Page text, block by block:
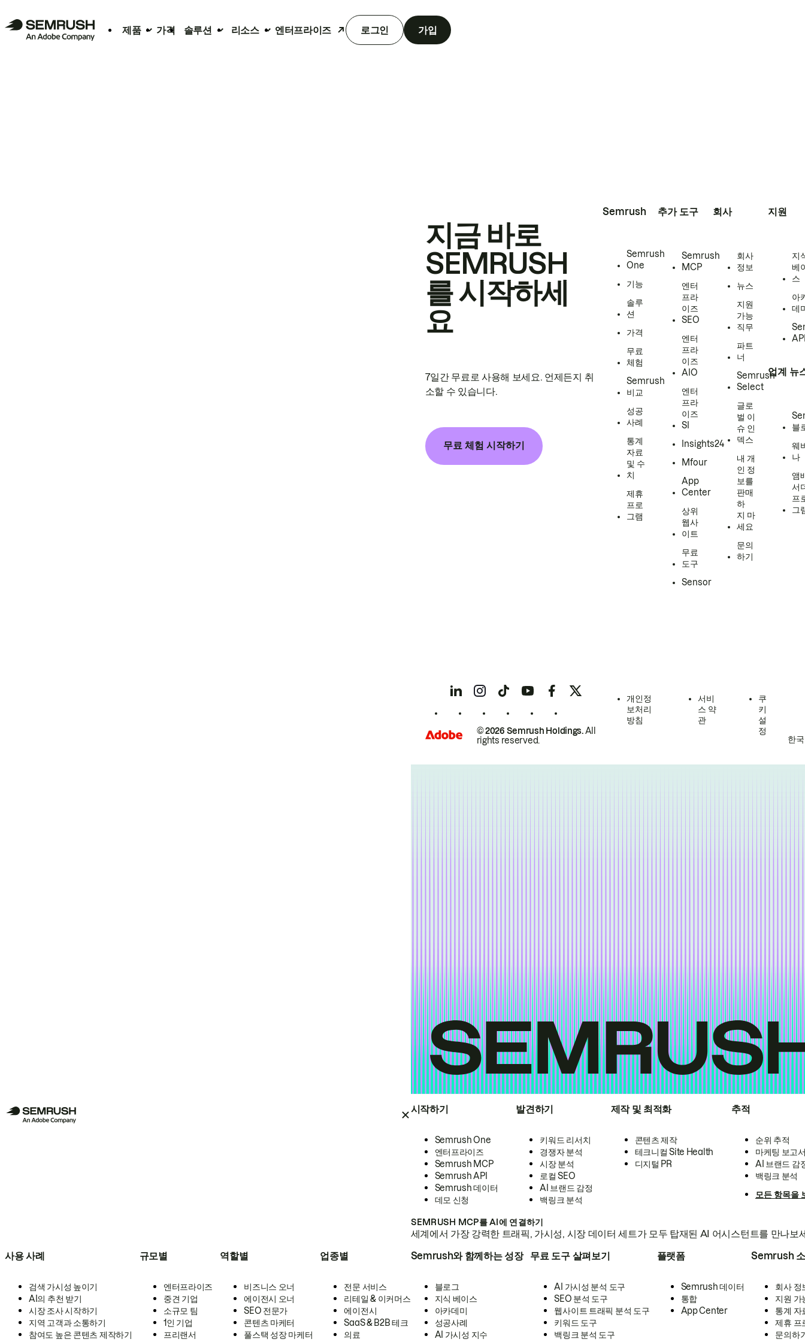
제품 가격 솔루션 리소스 엔터프라이즈 로그인 가입
시작하기
Semrush One
엔터프라이즈
Semrush MCP
Semrush API
Semrush 데이터
데모 신청
발견하기
키워드 리서치
경쟁자 분석
시장 분석
로컬 SEO
AI 브랜드 감정
백링크 분석
제작 및 최적화
콘텐츠 제작
테크니컬 Site Health
디지털 PR
추적
순위 추적
마케팅 보고
AI 브랜드 감
백링크 분석
모든 항목을
SEMRUSH MCP를 AI에 연결하기
세계에서 가장 강력한 트래픽, 가시성, 시장 데이터 세트가 모두 탑재된 AI 어시스턴트를 만나보
사용 사례
검색 가시성 높이기
AI의 추천 받기
시장 조사 시작하기
지역 고객과 소통하기
참여도 높은 콘텐츠 제작하기
규모별
엔터프라이즈
중견 기업
소규모 팀
1인 기업
프리랜서
역할별
비즈니스 오너
에이전시 오너
SEO 전문가
콘텐츠 마케터
풀스택 성장 마케터
업종별
전문 서비스
리테일 & 이커머스
에이전시
SaaS & B2B 테크
의료
Semrush와 함께하는 성장
블로그
지식 베이스
아카데미
성공사례
AI 가시성 지수
무료 도구 살펴보기
AI 가시성 분석 도구
SEO 분석 도구
웹사이트 트래픽 분석 도구
키워드 도구
백링크 분석 도구
플랫폼
Semrush 데이터
통합
App Center
Semrush
회사 정
지원 가
통계 자
제휴 프
문의하
지금 바로
SEMRUSH
를 시작하세
요
7일간 무료로 사용해 보세요. 언제든지 취
소할 수 있습니다.
무료 체험 시작하기
Semrush
Semrush
One
기능
솔루
션
가격
무료
체험
Semrush
비교
성공
사례
통계
자료
및 수
치
제휴
프로
그램
추가 도구
Semrush
MCP
엔터
프라
이즈
SEO
엔터
프라
이즈
AIO
엔터
프라
이즈
SI
Insights24
Mfour
App
Center
상위
웹사
이트
무료
도구
Sensor
회사
회사
정보
뉴스
지원
가능
직무
파트
너
Semrush
Select
글로
벌 이
슈 인
덱스
내 개
인 정
보를
판매
하
지 마
세요
문의
하기
지원
지
베
스
아
데
업계 뉴
블
웨
나
앰
서
프
그
© 2026 Semrush Holdings.All
rights reserved.
개인정
보처리
방침
서비
스 약
관
쿠
키
설
정
한